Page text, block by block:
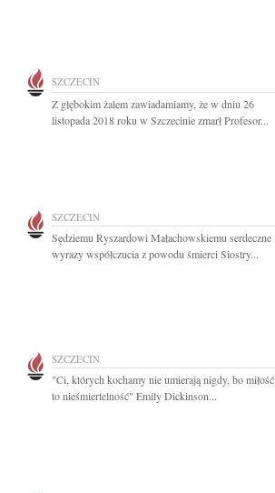
SZCZECIN
Z głębokim żalem zawiadamiamy, że w dniu 26
listopada 2018 roku w Szczecinie zmarł Profesor...
SZCZECIN
Sędziemu Ryszardowi Małachowskiemu serdeczne
wyrazy współczucia z powodu śmierci Siostry...
SZCZECIN
"Ci, których kochamy nie umierają nigdy, bo miłość,
to nieśmiertelność" Emily Dickinson...